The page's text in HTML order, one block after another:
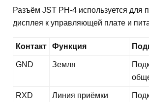
Разъём JST PH-4 используется для
дисплея к управляющей плате и
Контакт Функция
GND Земля
RXD
Линия приёмки